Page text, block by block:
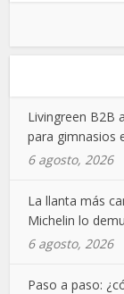
Livingreen B2B
para gimnasios
6 agosto, 2026
La llanta más
Michelin lo
6 agosto, 2026
Paso a paso: